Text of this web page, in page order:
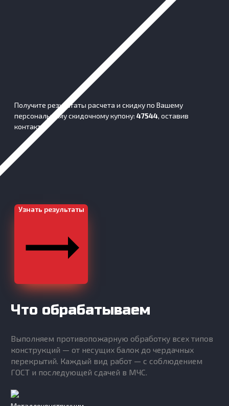
Получите результаты расчета и скидку по Вашему
персональному скидочному купону: 47544, оставив
контакты:
Узнать результаты
Что обрабатываем
Выполняем противопожарную обработку всех типов
конструкций — от несущих балок до чердачных
перекрытий. Каждый вид работ — с соблюдением
ГОСТ и последующей сдачей в МЧС.